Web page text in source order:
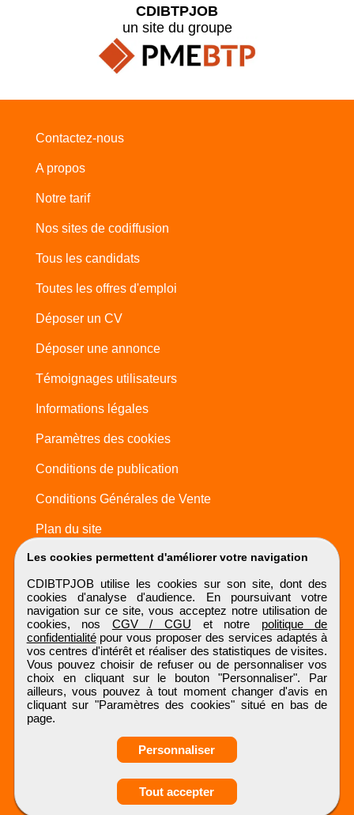
Candidature spontanée
Les cookies permettent d'améliorer votre navigation
CDIBTPJOB utilise les cookies sur son site, dont des
cookies d'analyse d'audience. En poursuivant votre
navigation sur ce site, vous acceptez notre utilisation de
cookies, nos CGV / CGU et notre politique de
confidentialitépour vous proposer des services adaptés à
vos centres d'intérêt et réaliser des statistiques de visites.
Vous pouvez choisir de refuser ou de personnaliser vos
choix en cliquant sur le bouton "Personnaliser". Par
ailleurs, vous pouvez à tout moment changer d'avis en
cliquant sur "Paramètres des cookies" situé en bas de
page.
Personnaliser
Tout accepter
CDIBTPJOB
un site du groupe
Contactez-nous
A propos
Notre tarif
Nos sites de codiffusion
Tous les candidats
Toutes les offres d'emploi
Déposer un CV
Déposer une annonce
Témoignages utilisateurs
Informations légales
Paramètres des cookies
Conditions de publication
Conditions Générales de Vente
Plan du site
CDIBTPJOB